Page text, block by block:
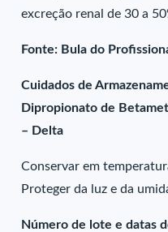
excreção renal de 30 a
Fonte: Bula do
Cuidados de
Dipropionato de
– Delta
Conservar em
Proteger da luz e da
Número de lote e datas